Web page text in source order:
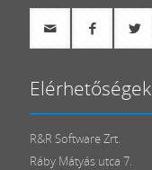
Elérhetőségek
R&R Software Zrt.
Ráby Mátyás utca 7.